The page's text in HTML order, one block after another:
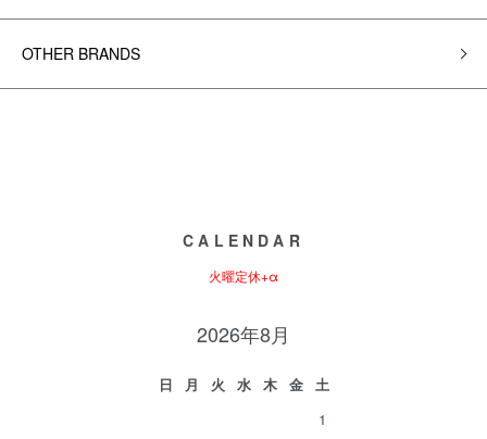
OTHER BRANDS
CALENDAR
火曜定休+α
2026年8月
日 月 火 水 木 金
土
1